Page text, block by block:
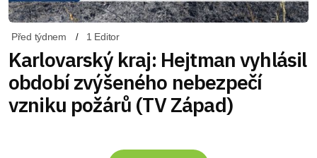
Před týdnem 1 Editor
Karlovarský kraj: Hejtman vyhlásil
období zvýšeného nebezpečí
vzniku požárů (TV Západ)